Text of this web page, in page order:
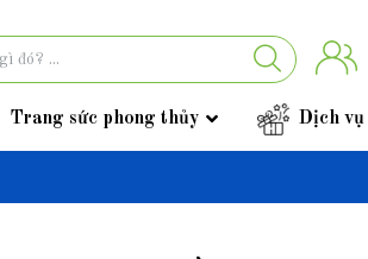
Trang sức phong thủy Dịch vụ